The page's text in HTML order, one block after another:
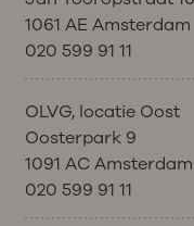
1061 AE Amsterdam
020 599 91 11
OLVG, locatie Oost
Oosterpark 9
1091 AC Amsterdam
020 599 91 11